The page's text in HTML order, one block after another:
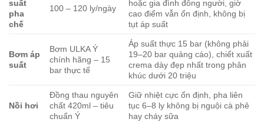
suất
pha
chế
100 – 120 ly/ngày
hoặc gia đình đông người, giờ
cao điểm vẫn ổn định, không bị
tụt áp suất
Bơm áp
suất
Bơm ULKA Ý
chính hãng – 15
bar thực tế
Áp suất thực 15 bar (không phải
19–20 bar quảng cáo), chiết xuất
crema dày đẹp nhất trong phân
khúc dưới 20 triệu
Nồi hơi
Đồng thau nguyên
chất 420ml – tiêu
chuẩn Ý
Giữ nhiệt cực ổn định, pha liên
tục 6–8 ly không bị nguội cà phê
hay cháy sữa